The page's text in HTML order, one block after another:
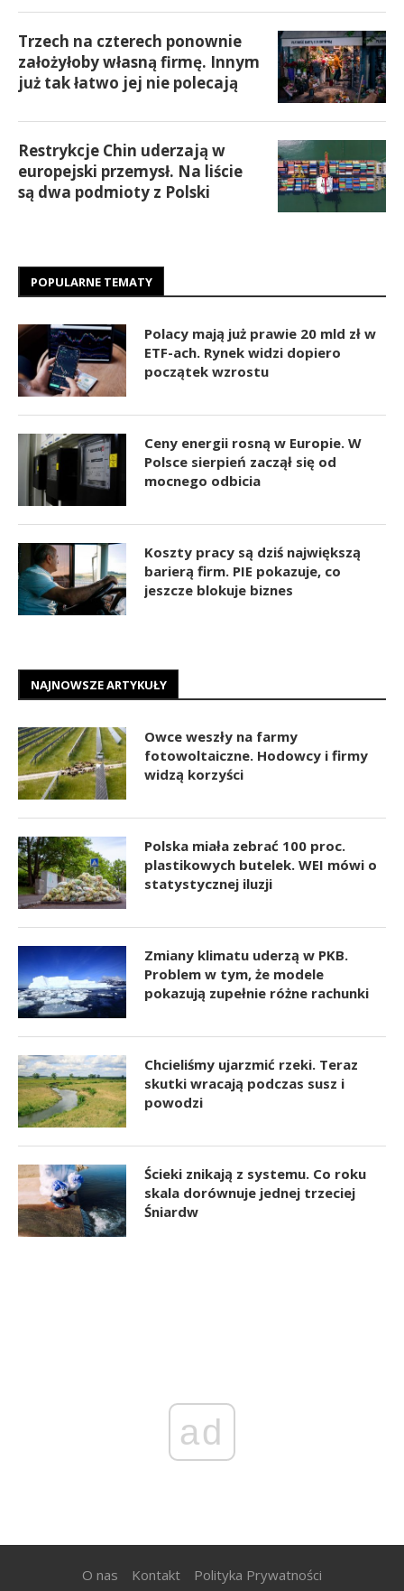
Trzech na czterech ponownie
założyłoby własną firmę. Innym
już tak łatwo jej nie polecają
Restrykcje Chin uderzają w
europejski przemysł. Na liście
są dwa podmioty z Polski
POPULARNE TEMATY
Polacy mają już prawie 20 mld zł w
ETF-ach. Rynek widzi dopiero
początek wzrostu
Ceny energii rosną w Europie. W
Polsce sierpień zaczął się od
mocnego odbicia
Koszty pracy są dziś największą
barierą firm. PIE pokazuje, co
jeszcze blokuje biznes
NAJNOWSZE ARTYKUŁY
Owce weszły na farmy
fotowoltaiczne. Hodowcy i firmy
widzą korzyści
Polska miała zebrać 100 proc.
plastikowych butelek. WEI mówi o
statystycznej iluzji
Zmiany klimatu uderzą w PKB.
Problem w tym, że modele
pokazują zupełnie różne rachunki
Chcieliśmy ujarzmić rzeki. Teraz
skutki wracają podczas susz i
powodzi
Ścieki znikają z systemu. Co roku
skala dorównuje jednej trzeciej
Śniardw
ad
O nas Kontakt Polityka Prywatności